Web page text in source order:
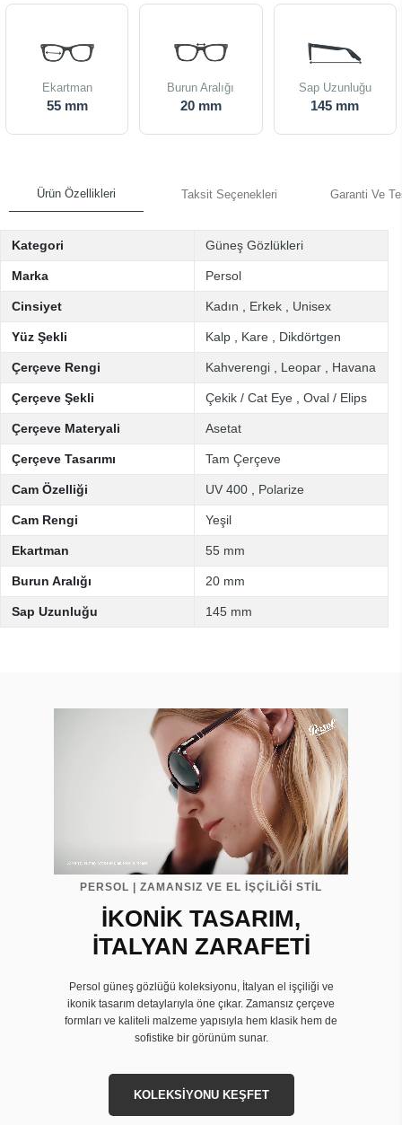
Ekartman
55 mm
Burun Aralığı
20 mm
Sap Uzunluğu
145 mm
Ürün Özellikleri Taksit Seçenekleri Garanti Ve
Kategori Güneş Gözlükleri
Marka Persol
Cinsiyet Kadın Erkek Unisex
Yüz Şekli Kalp Kare Dikdörtgen
Çerçeve Rengi Kahverengi Leopar Havana
Çerçeve Şekli Çekik / Cat Eye Oval / Elips
Çerçeve Materyali Asetat
Çerçeve Tasarımı Tam Çerçeve
Cam Özelliği UV 400 Polarize
Cam Rengi Yeşil
Ekartman 55 mm
Burun Aralığı 20 mm
Sap Uzunluğu 145 mm
PERSOL | ZAMANSIZ VE EL İŞÇİLİĞİ STİL
İKONİK TASARIM,
İTALYAN ZARAFETİ
Persol güneş gözlüğü koleksiyonu, İtalyan el işçiliği ve
ikonik tasarım detaylarıyla öne çıkar. Zamansız çerçeve
formları ve kaliteli malzeme yapısıyla hem klasik hem de
sofistike bir görünüm sunar.
KOLEKSİYONU KEŞFET